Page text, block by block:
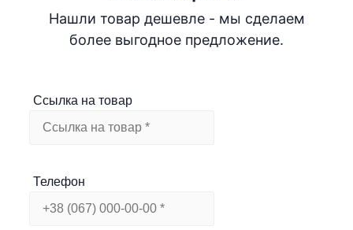
Нашли товар дешевле - мы сделаем
более выгодное предложение.
Ссылка на товар
Телефон